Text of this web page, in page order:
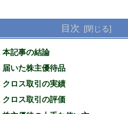
目次
本記事の結論
届いた株主優待品
クロス取引の実績
クロス取引の評価